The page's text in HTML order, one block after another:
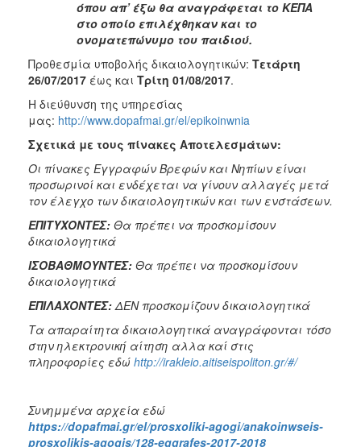
όπου απ’ έξω θα αναγράφεται το ΚΕΠΑ
στο οποίο επιλέχθηκαν και το
ονοματεπώνυμο του παιδιού.
Προθεσμία υποβολής δικαιολογητικών: Τετάρτη
26/07/2017 έως και Τρίτη 01/08/2017.
Η διεύθυνση της υπηρεσίας
μας: http://www.dopafmai.gr/el/epikoinwnia
Σχετικά με τους πίνακες Αποτελεσμάτων:
Οι πίνακες Εγγραφών Βρεφών και Νηπίων είναι
προσωρινοί και ενδέχεται να γίνουν αλλαγές μετά
τον έλεγχο των δικαιολογητικών και των ενστάσεων.
ΕΠΙΤΥΧΟΝΤΕΣ: Θα πρέπει να προσκομίσουν
δικαιολογητικά
ΙΣΟΒΑΘΜΟΥΝΤΕΣ: Θα πρέπει να προσκομίσουν
δικαιολογητικά
ΕΠΙΛΑΧΟΝΤΕΣ: ΔΕΝ προσκομίζουν δικαιολογητικά
Τα απαραίτητα δικαιολογητικά αναγράφονται τόσο
στην ηλεκτρονική αίτηση αλλα καί στις
πληροφορίες εδώ http://irakleio.aitiseispoliton.gr/#/
Συνημμένα αρχεία εδώ
https://dopafmai.gr/el/prosxoliki-agogi/anakoinwseis-
prosxolikis-agogis/128-eggrafes-2017-2018